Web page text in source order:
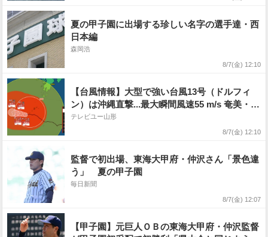
夏の甲子園に出場する珍しい名字の選手達・西
日本編
森岡浩
8/7(金) 12:10
【台風情報】大型で強い台風13号（ドルフィ
ン）は沖縄直撃...最大瞬間風速55 m/s 奄美・沖
縄では暴風や高波などに厳重に警戒 線状降水
帯発生の可能性も 台風15号の今後はどうな
像で 気象庁
テレビユー山形
8/7(金) 12:10
監督で初出場、東海大甲府・仲沢さん「景色違
う」 夏の甲子園
毎日新聞
8/7(金) 12:07
【甲子園】元巨人ＯＢの東海大甲府・仲沢監督